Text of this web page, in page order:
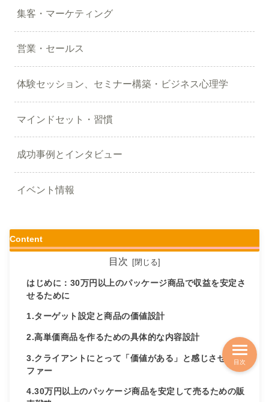
集客・マーケティング
営業・セールス
体験セッション、セミナー構築・ビジネス心理学
マインドセット・習慣
成功事例とインタビュー
イベント情報
Content
目次
はじめに：30万円以上のパッケージ商品で収益を安定さ
せるために
1.ターゲット設定と商品の価値設計
2.高単価商品を作るための具体的な内容設計
3.クライアントにとって「価値がある」と感じさせるオ
ファー
4.30万円以上のパッケージ商品を安定して売るための販
目次